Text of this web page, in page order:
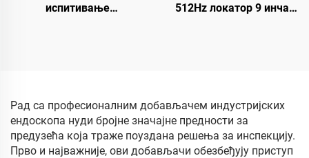
испитивање
бројачем метара,
водонепропусна камера
за цеви 10-200м по
избору
512Hz локатор 9 инча
Рад са професионалним добављачем индустријских
ендоскопа нуди бројне значајне предности за
предузећа која траже поуздана решења за инспекцију.
Прво и најважније, ови добављачи обезбеђују приступ